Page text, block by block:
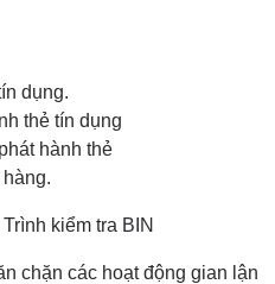
dụng.
thẻ tín dụng
hành thẻ
kiểm tra BIN
chặn các hoạt động gian lận